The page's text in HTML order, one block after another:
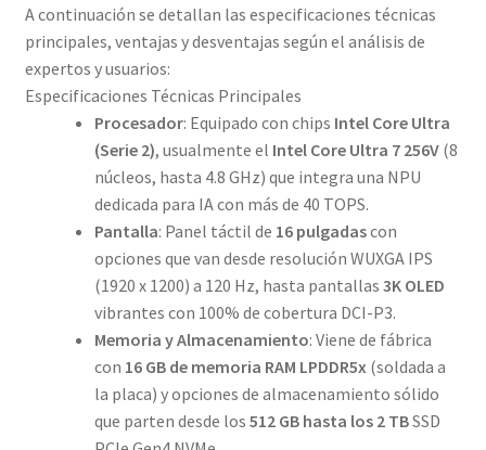
A continuación se detallan las especificaciones técnicas
principales, ventajas y desventajas según el análisis de
expertos y usuarios:
Especificaciones Técnicas Principales
Procesador: Equipado con chips Intel Core Ultra
(Serie 2), usualmente el Intel Core Ultra 7 256V(8
núcleos, hasta 4.8 GHz) que integra una NPU
dedicada para IA con más de 40 TOPS.
Pantalla: Panel táctil de 16 pulgadascon
opciones que van desde resolución WUXGA IPS
(1920 x 1200) a 120 Hz, hasta pantallas 3K OLED
vibrantes con 100% de cobertura DCI-P3.
Memoria y Almacenamiento: Viene de fábrica
con 16 GB de memoria RAM LPDDR5x(soldada a
la placa) y opciones de almacenamiento sólido
que parten desde los 512 GB hasta los 2 TBSSD